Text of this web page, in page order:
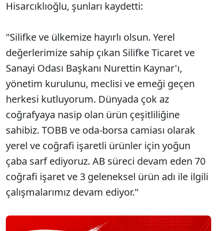
Hisarcıklıoğlu, şunları kaydetti:
"Silifke ve ülkemize hayırlı olsun. Yerel
değerlerimize sahip çıkan Silifke Ticaret ve
Sanayi Odası Başkanı Nurettin Kaynar'ı,
yönetim kurulunu, meclisi ve emeği geçen
herkesi kutluyorum. Dünyada çok az
coğrafyaya nasip olan ürün çeşitliliğine
sahibiz. TOBB ve oda-borsa camiası olarak
yerel ve coğrafi işaretli ürünler için yoğun
çaba sarf ediyoruz. AB süreci devam eden 70
coğrafi işaret ve 3 geleneksel ürün adı ile ilgili
çalışmalarımız devam ediyor."